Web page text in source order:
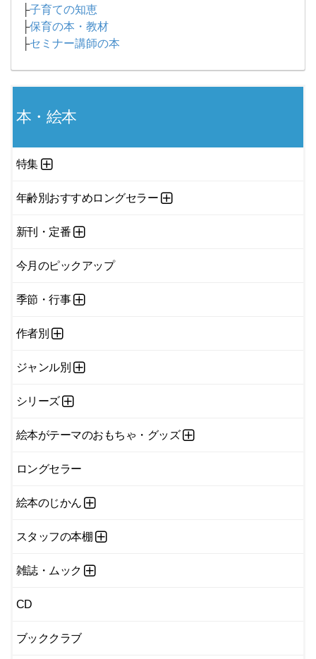
├子育ての知恵
├保育の本・教材
├セミナー講師の本
本・絵本
特集
年齢別おすすめロングセラー
新刊・定番
今月のピックアップ
季節・行事
作者別
ジャンル別
シリーズ
絵本がテーマのおもちゃ・グッズ
ロングセラー
絵本のじかん
スタッフの本棚
雑誌・ムック
CD
ブッククラブ